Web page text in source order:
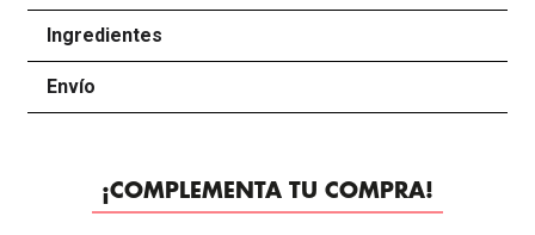
Ingredientes
Envío
¡COMPLEMENTA TU COMPRA!